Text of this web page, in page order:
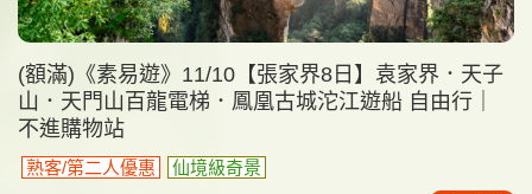
(額滿)《素易遊》11/10【張家界8日】袁家界．天子
山．天門山百龍電梯．鳳凰古城沱江遊船 自由行｜
不進購物站
熟客/第二人優惠 仙境級奇景